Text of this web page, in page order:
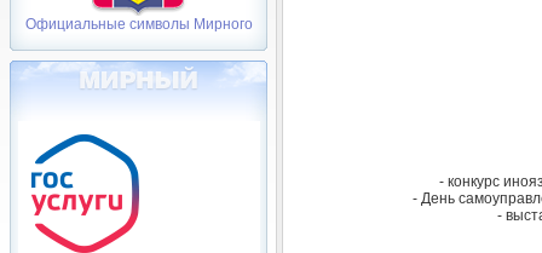
Официальные символы Мирного
- конкурс
- День
-